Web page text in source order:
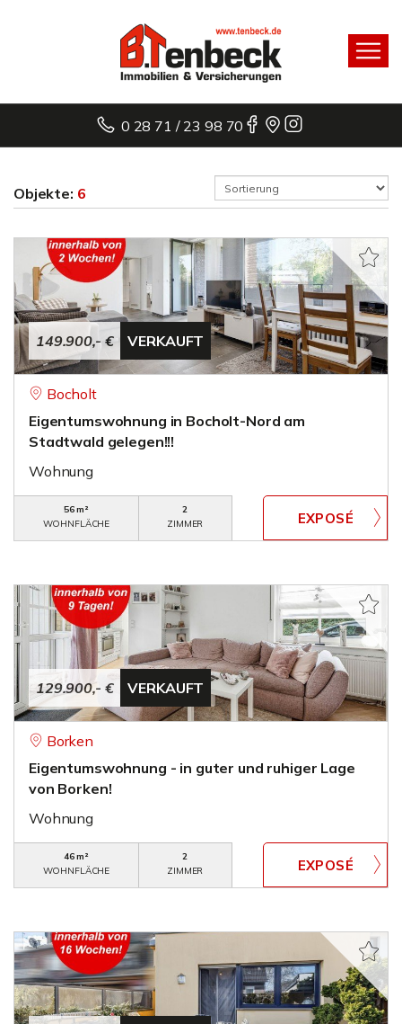
0 28 71 / 23 98 70
Objekte: 6
149.900,- € VERKAUFT
Bocholt
Eigentumswohnung in Bocholt-Nord am
Stadtwald gelegen!!!
Wohnung
56 m²
WOHNFLÄCHE
2
ZIMMER
129.900,- € VERKAUFT
Borken
Eigentumswohnung - in guter und ruhiger Lage
von Borken!
Wohnung
46 m²
WOHNFLÄCHE
2
ZIMMER